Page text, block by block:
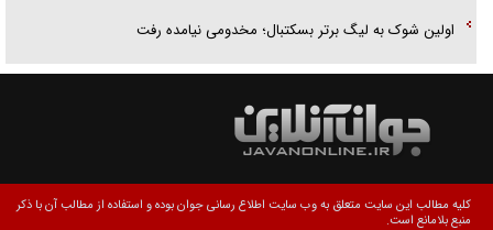
اولین شوک به لیگ برتر بسکتبال؛ مخدومی نیامده رفت
کلیه مطالب این سایت متعلق به وب سایت اطلاع رسانی جوان بوده و استفاده از مطالب آن با ذکر
منبع بلامانع است.